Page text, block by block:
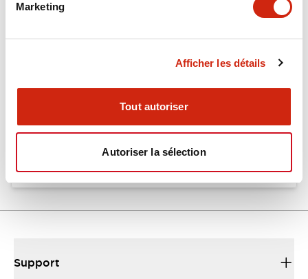
Marketing
Afficher les détails
Tout autoriser
Autoriser la sélection
EU2B Datasheet
Support